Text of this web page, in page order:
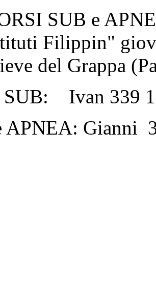
SUB e
Filippin"
del Grappa
SUB: Ivan 339
APNEA: Gianni